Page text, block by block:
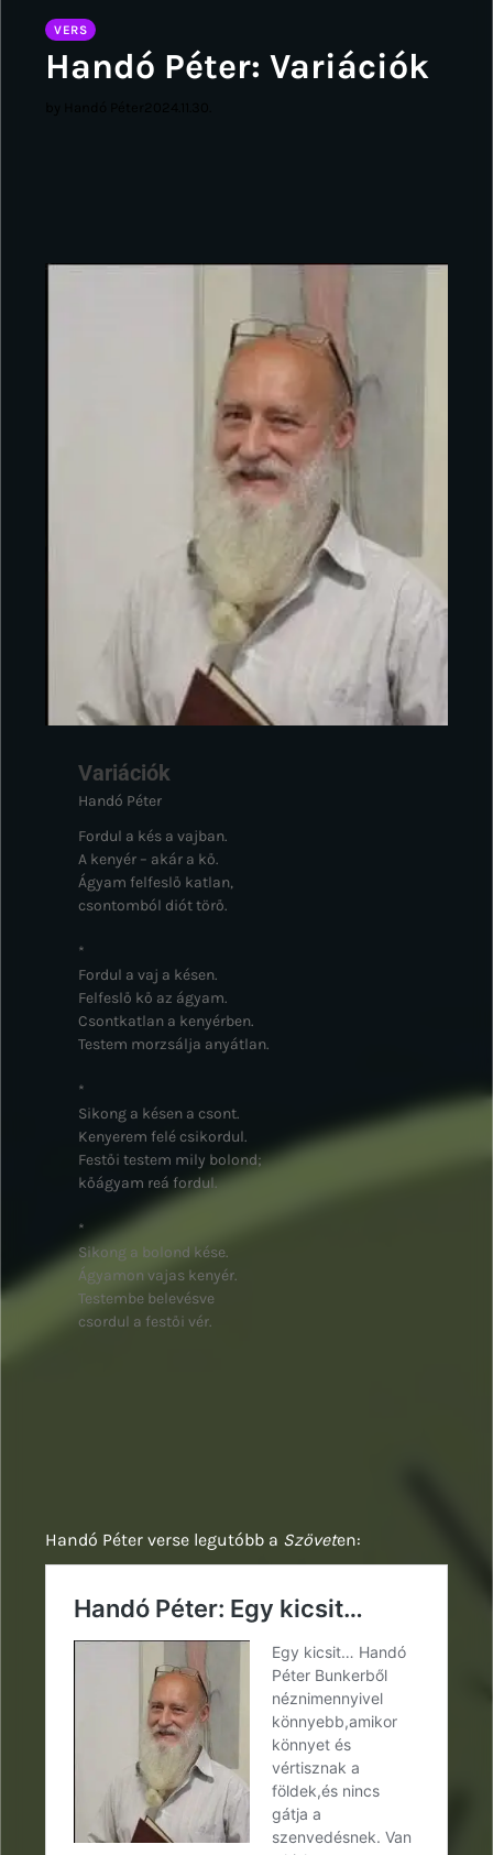
VERS
Handó Péter: Variációk
Variációk
Handó Péter
Fordul a kés a vajban.
A kenyér – akár a kő.
Ágyam felfeslő katlan,
csontomból diót törő.
*
Fordul a vaj a késen.
Felfeslő kő az ágyam.
Csontkatlan a kenyérben.
Testem morzsálja anyátlan.
*
Sikong a késen a csont.
Kenyerem felé csikordul.
Festői testem mily bolond;
kőágyam reá fordul.
*
Sikong a bolond kése.
Ágyamon vajas kenyér.
Testembe belevésve
csordul a festői vér.
Handó Péter verse legutóbb a Szöveten: